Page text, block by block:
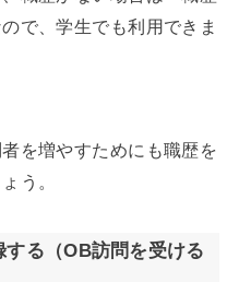
で、学生でも利用できま
を増やすためにも職歴を
う。
る（OB訪問を受ける